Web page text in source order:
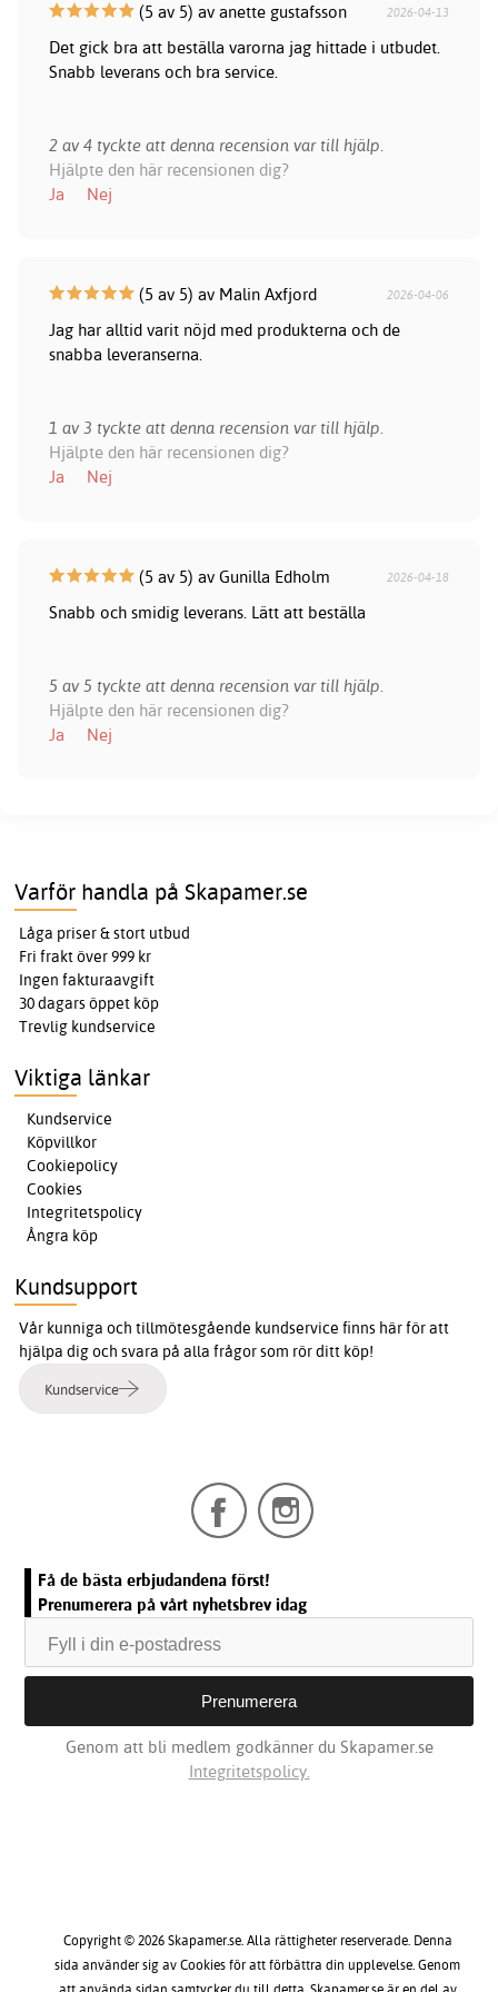
(5 av 5) av anette gustafsson 2026-04-13
Det gick bra att beställa varorna jag hittade i utbudet.
Snabb leverans och bra service.
2 av 4 tyckte att denna recension var till hjälp.
Hjälpte den här recensionen dig?
Ja
Nej
(5 av 5) av Malin Axfjord 2026-04-06
Jag har alltid varit nöjd med produkterna och de
snabba leveranserna.
1 av 3 tyckte att denna recension var till hjälp.
Hjälpte den här recensionen dig?
Ja
Nej
(5 av 5) av Gunilla Edholm 2026-04-18
Snabb och smidig leverans. Lätt att beställa
5 av 5 tyckte att denna recension var till hjälp.
Hjälpte den här recensionen dig?
Ja
Nej
Varför handla på Skapamer.se
Låga priser & stort utbud
Fri frakt över 999 kr
Ingen fakturaavgift
30 dagars öppet köp
Trevlig kundservice
Viktiga länkar
Kundservice
Köpvillkor
Cookiepolicy
Cookies
Integritetspolicy
Ångra köp
Kundsupport
Vår kunniga och tillmötesgående kundservice finns här för att
hjälpa dig och svara på alla frågor som rör ditt köp!
Kundservice
Få de bästa erbjudandena först!
Prenumerera på vårt nyhetsbrev idag
Genom att bli medlem godkänner du Skapamer.se
Integritetspolicy.
Copyright © 2026 Skapamer.se. Alla rättigheter reserverade. Denna
sida använder sig av Cookies för att förbättra din upplevelse. Genom